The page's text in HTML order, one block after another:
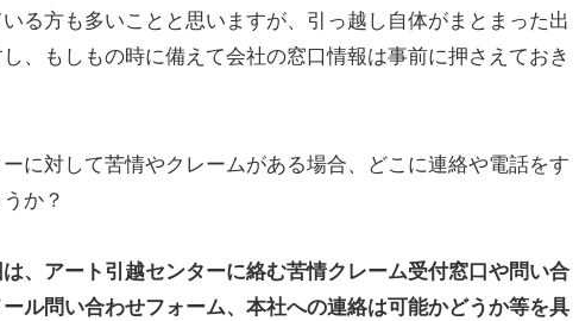
る方も多いことと思いますが、引っ越し自体がまとまった出
、もしもの時に備えて会社の窓口情報は事前に押さえておき
に対して苦情やクレームがある場合、どこに連絡や電話をす
か？
、アート引越センターに絡む苦情クレーム受付窓口や問い合
ル問い合わせフォーム、本社への連絡は可能かどうか等を具